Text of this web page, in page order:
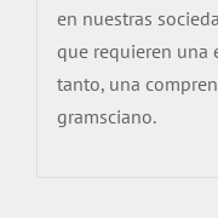
en nuestras
que requieren una
tanto, una
gramsciano.